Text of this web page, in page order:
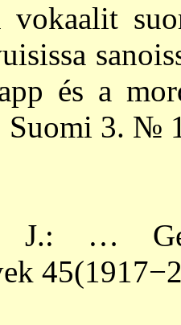
vokaalit
és a
Suomi 3. №
J.: …